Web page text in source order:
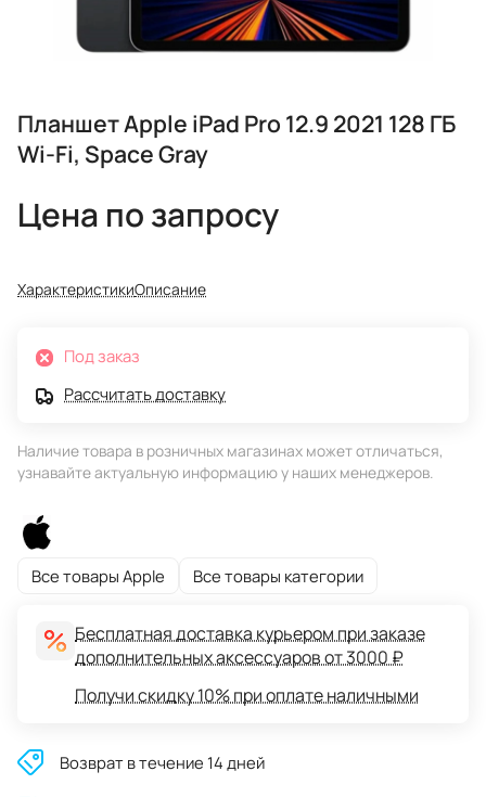
Планшет Apple iPad Pro 12.9 2021 128 ГБ
Wi-Fi, Space Gray
Цена по запросу
ХарактеристикиОписание
Под заказ
Рассчитать доставку
Наличие товара в розничных магазинах может отличаться,
узнавайте актуальную информацию у наших менеджеров.
Все товары Apple Все товары категории
Бесплатная доставка курьером при заказе
дополнительных аксессуаров от 3000 ₽
Получи скидку 10% при оплате наличными
Возврат в течение 14 дней